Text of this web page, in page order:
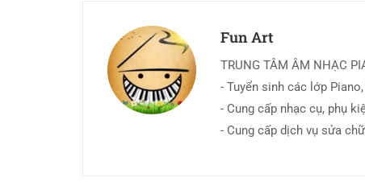
Fun Art
TRUNG TÂM ÂM NHẠC
- Tuyển sinh các lớp
- Cung cấp nhạc cụ, phụ
- Cung cấp dịch vụ sửa